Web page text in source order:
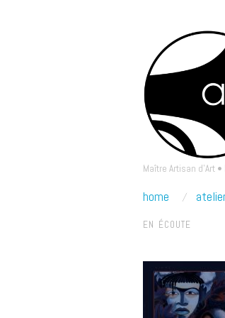
Maître Artisan d'Art
home
EN ÉCOUTE